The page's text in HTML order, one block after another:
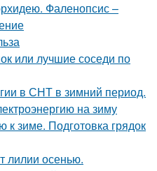
Фаленопсис –
или лучшие соседи по
в СНТ в зимний период.
на зиму
к зиме. Подготовка грядок
лилии осенью.